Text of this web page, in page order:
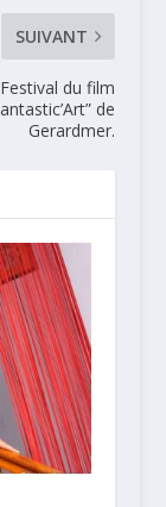
SUIVANT
du film
de
Gerardmer.